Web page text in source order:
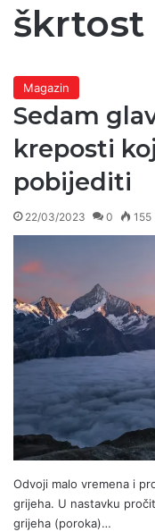
škrtost
Magazin
Sedam
kreposti
pobijediti
22/03/2023 0 155
Odvoji malo vremena i
grijeha. U nastavku
grijeha (poroka)…